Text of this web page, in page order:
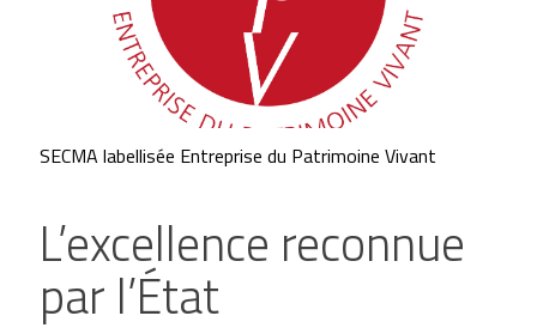
SECMA labellisée Entreprise du Patrimoine Vivant
L’excellence reconnue
par l’État